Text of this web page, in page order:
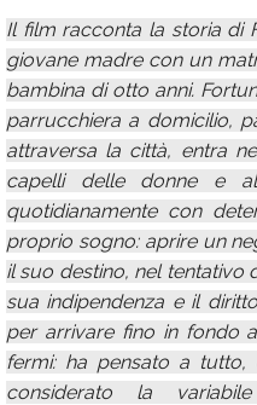
Il film racconta la storia di
giovane madre con un
bambina di otto anni.
parrucchiera a domicilio,
attraversa la città, entra
capelli delle donne e
quotidianamente con
proprio sogno: aprire un
il suo destino, nel tentativo
sua indipendenza e il
per arrivare fino in fondo
fermi: ha pensato a
considerato la